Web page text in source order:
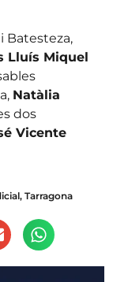
Batesteza,
Lluís Miquel
Natàlia
dos
Vicente
, Tarragona